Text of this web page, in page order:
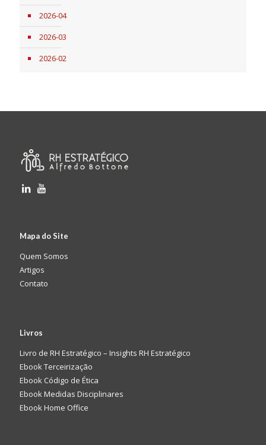
2026-04
2026-03
2026-02
Mapa do Site
Quem Somos
Artigos
Contato
Livros
Livro de RH Estratégico – Insights RH Estratégico
Ebook Terceirização
Ebook Código de Ética
Ebook Medidas Disciplinares
Ebook Home Office